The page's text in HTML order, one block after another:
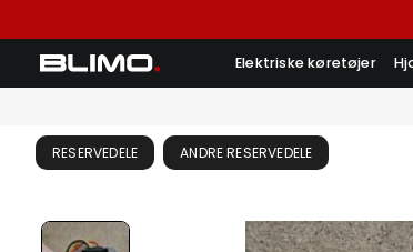
Elektriske køretøjer
RESERVEDELE ANDRE RESERVEDELE